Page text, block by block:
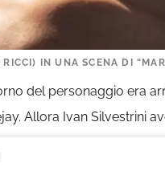
IN UNA SCENA DI
del personaggio era
Allora Ivan Silvestrini